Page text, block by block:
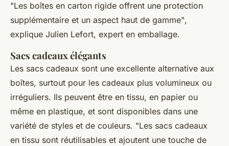
"Les boîtes en carton rigide offrent une protection
supplémentaire et un aspect haut de gamme",
explique Julien Lefort, expert en emballage.
Sacs cadeaux élégants
Les sacs cadeaux sont une excellente alternative aux
boîtes, surtout pour les cadeaux plus volumineux ou
irréguliers. Ils peuvent être en tissu, en papier ou
même en plastique, et sont disponibles dans une
variété de styles et de couleurs. "Les sacs cadeaux
en tissu sont réutilisables et ajoutent une touche de